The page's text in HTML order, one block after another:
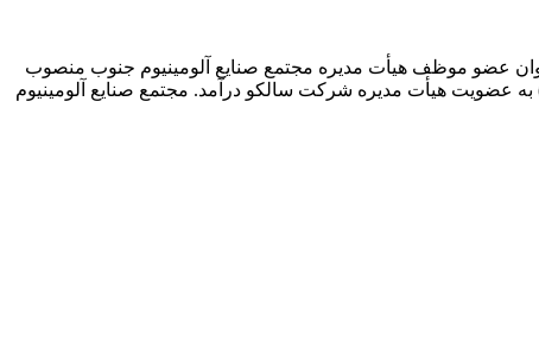
عضو موظف هیأت مدیره مجتمع صنایع آلومینیوم جنوب منصوب
به عضویت هیأت مدیره شرکت سالکو درآمد. مجتمع صنایع آلومینیوم